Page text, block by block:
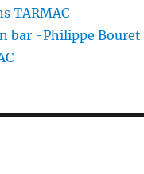
TARMAC
bar -Philippe